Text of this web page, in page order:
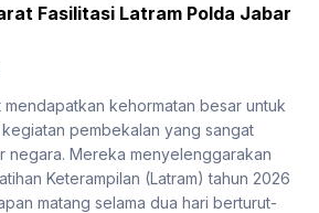
Fasilitasi Latram Polda Jabar
mendapatkan kehormatan besar untuk
pembekalan yang sangat
negara. Mereka menyelenggarakan
Keterampilan (Latram) tahun 2026
matang selama dua hari berturut-